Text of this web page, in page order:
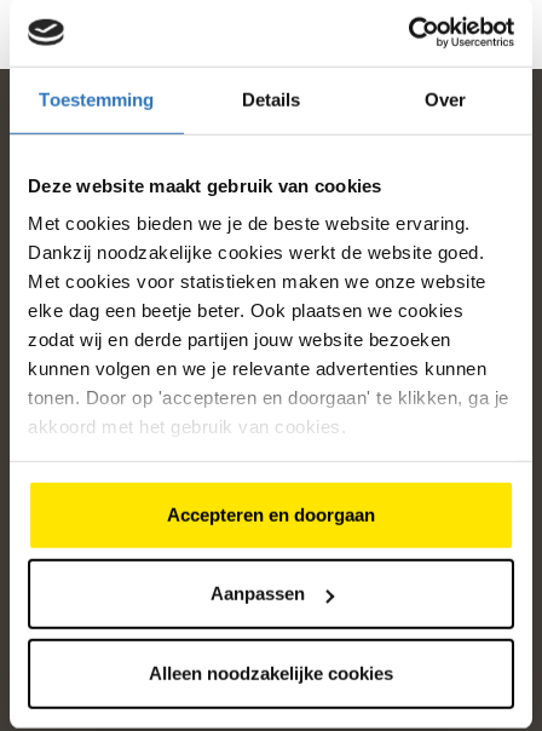
Toestemming Details Over
Deze website maakt gebruik van cookies
Met cookies bieden we je de beste website ervaring.
Dankzij noodzakelijke cookies werkt de website goed.
Met cookies voor statistieken maken we onze website
elke dag een beetje beter. Ook plaatsen we cookies
zodat wij en derde partijen jouw website bezoeken
kunnen volgen en we je relevante advertenties kunnen
tonen. Door op 'accepteren en doorgaan' te klikken, ga je
akkoord met het gebruik van cookies.
Accepteren en doorgaan
Aanpassen
Alleen noodzakelijke cookies
neem dan contact met ons op.
home
Populaire categorieën
Onze service
Klantenservice
Over ons
4.8 /5
Altijd op de hoogte van onze acties
Ontvang de beste aanbiedingen en persoonlijk advies.
Aanmelden